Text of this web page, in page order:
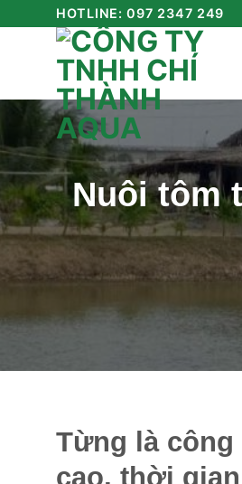
content
HOTLINE: 097 2347 249
Nuôi tôm
Từng là
cao, thời